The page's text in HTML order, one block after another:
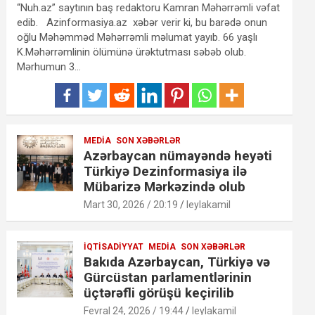
“Nuh.az” saytının baş redaktoru Kamran Məhərrəmli vəfat
edib. Azinformasiya.az xəbər verir ki, bu barədə onun
oğlu Məhəmməd Məhərrəmli məlumat yayıb. 66 yaşlı
K.Məhərrəmlinin ölümünə ürəktutması səbəb olub.
Mərhumun 3…
MEDIA SON XƏBƏRLƏR
Azərbaycan nümayəndə heyəti
Türkiyə Dezinformasiya ilə
Mübarizə Mərkəzində olub
Mart 30, 2026 / 20:19 leylakamil
İQTISADIYYAT MEDIA SON XƏBƏRLƏR
Bakıda Azərbaycan, Türkiyə və
Gürcüstan parlamentlərinin
üçtərəfli görüşü keçirilib
Fevral 24, 2026 / 19:44 leylakamil